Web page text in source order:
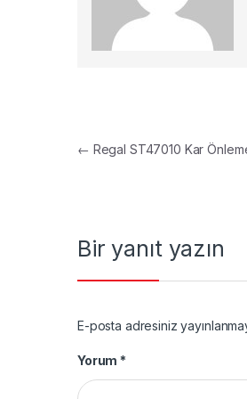
Yazı
← Regal ST47010 Kar
Bir yanıt yazın
E-posta adresiniz
Yorum *